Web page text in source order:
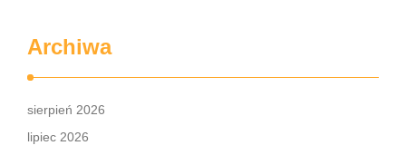
Archiwa
sierpień 2026
lipiec 2026